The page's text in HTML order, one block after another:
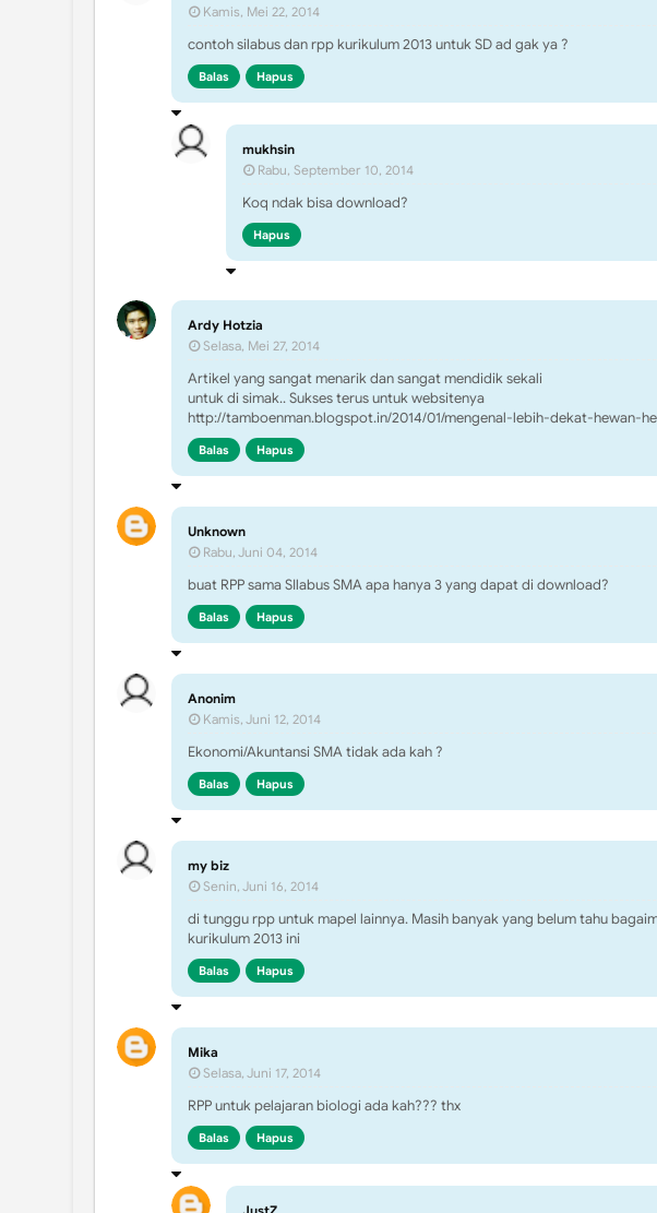
Kamis, Mei 22, 2014
contoh silabus dan rpp kurikulum 2013 untuk SD ad gak ya ?
Balas Hapus
mukhsin
Rabu, September 10, 2014
Koq ndak bisa download?
Hapus
Ardy Hotzia
Selasa, Mei 27, 2014
Artikel yang sangat menarik dan sangat mendidik sekali
untuk di simak.. Sukses terus untuk websitenya
http://tamboenman.blogspot.in/2014/01/mengenal-lebih-dekat-hewan-
Balas Hapus
Unknown
Rabu, Juni 04, 2014
buat RPP sama SIlabus SMA apa hanya 3 yang dapat di download?
Balas Hapus
Anonim
Kamis, Juni 12, 2014
Ekonomi/Akuntansi SMA tidak ada kah ?
Balas Hapus
my biz
Senin, Juni 16, 2014
di tunggu rpp untuk mapel lainnya. Masih banyak yang belum tahu
kurikulum 2013 ini
Balas Hapus
Mika
Selasa, Juni 17, 2014
RPP untuk pelajaran biologi ada kah??? thx
Balas Hapus